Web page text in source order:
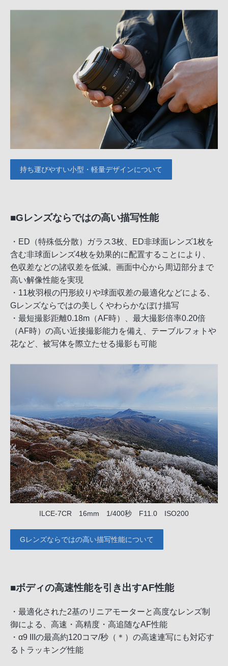
持ち運びやすい小型・軽量デザインについて
■Gレンズならではの高い描写性能
・ED（特殊低分散）ガラス3枚、ED非球面レンズ1枚を
含む非球面レンズ4枚を効果的に配置することにより、
色収差などの諸収差を低減。画面中心から周辺部分まで
高い解像性能を実現
・11枚羽根の円形絞りや球面収差の最適化などによる、
Gレンズならではの美しくやわらかなぼけ描写
・最短撮影距離0.18m（AF時）、最大撮影倍率0.20倍
（AF時）の高い近接撮影能力を備え、テーブルフォトや
花など、被写体を際立たせる撮影も可能
ILCE-7CR 16mm 1/400秒 F11.0 ISO200
Gレンズならではの高い描写性能について
■ボディの高速性能を引き出すAF性能
・最適化された2基のリニアモーターと高度なレンズ制
御による、高速・高精度・高追随なAF性能
・α9 IIIの最高約120コマ/秒（＊）の高速連写にも対応す
るトラッキング性能